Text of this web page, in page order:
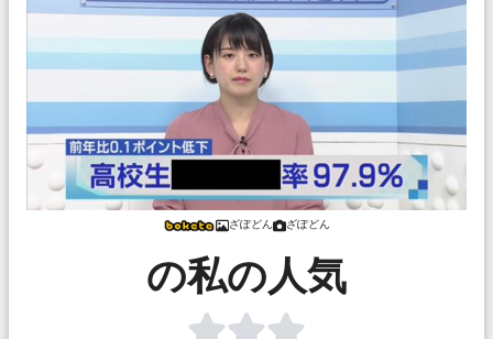
ざぽどん ざぽどん
の私の人気